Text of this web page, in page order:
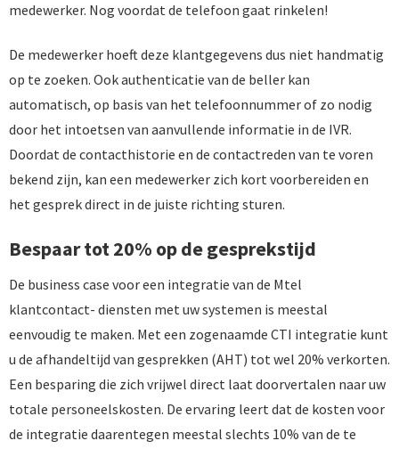
medewerker. Nog voordat de telefoon gaat rinkelen!
De medewerker hoeft deze klantgegevens dus niet handmatig
op te zoeken. Ook authenticatie van de beller kan
automatisch, op basis van het telefoonnummer of zo nodig
door het intoetsen van aanvullende informatie in de IVR.
Doordat de contacthistorie en de contactreden van te voren
bekend zijn, kan een medewerker zich kort voorbereiden en
het gesprek direct in de juiste richting sturen.
Bespaar tot 20% op de gesprekstijd
De business case voor een integratie van de Mtel
klantcontact- diensten met uw systemen is meestal
eenvoudig te maken. Met een zogenaamde CTI integratie kunt
u de afhandeltijd van gesprekken (AHT) tot wel 20% verkorten.
Een besparing die zich vrijwel direct laat doorvertalen naar uw
totale personeelskosten. De ervaring leert dat de kosten voor
de integratie daarentegen meestal slechts 10% van de te